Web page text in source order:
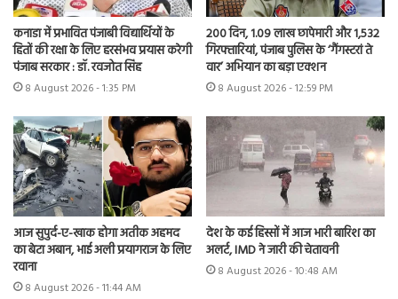
कनाडा में प्रभावित पंजाबी विद्यार्थियों के
हितों की रक्षा के लिए हरसंभव प्रयास करेगी
पंजाब सरकार : डॉ. रवजोत सिंह
8 August 2026 - 1:35 PM
200 दिन, 1.09 लाख छापेमारी और 1,532
गिरफ्तारियां, पंजाब पुलिस के ‘गैंगस्टरां ते
वार’ अभियान का बड़ा एक्शन
8 August 2026 - 12:59 PM
आज सुपुर्द-ए-खाक होगा अतीक अहमद
का बेटा अबान, भाई अली प्रयागराज के लिए
रवाना
8 August 2026 - 11:44 AM
देश के कई हिस्सों में आज भारी बारिश का
अलर्ट, IMD ने जारी की चेतावनी
8 August 2026 - 10:48 AM